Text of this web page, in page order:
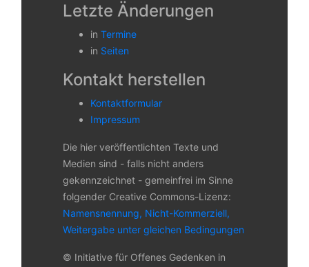
Letzte Änderungen
in Termine
in Seiten
Kontakt herstellen
Kontaktformular
Impressum
Die hier veröffentlichten Texte und
Medien sind - falls nicht anders
gekennzeichnet - gemeinfrei im Sinne
folgender Creative Commons-Lizenz:
Namensnennung, Nicht-Kommerziell,
Weitergabe unter gleichen Bedingungen
© Initiative für Offenes Gedenken in